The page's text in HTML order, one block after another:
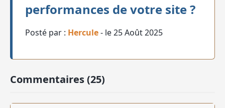
performances de votre site ?
Posté par : Hercule- le 25 Août 2025
Commentaires (25)